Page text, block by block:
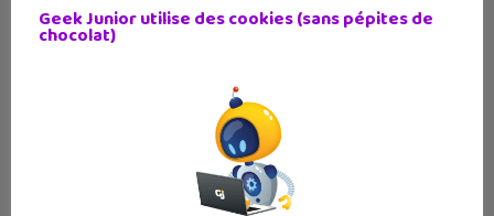
Geek Junior utilise des cookies (sans pépites de
chocolat)